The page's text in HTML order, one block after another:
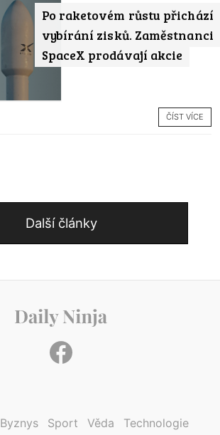
Po raketovém růstu přichází
vybírání zisků. Zaměstnanci
SpaceX prodávají akcie
ČÍST VÍCE
Další články
Byznys Sport Věda
Technologie